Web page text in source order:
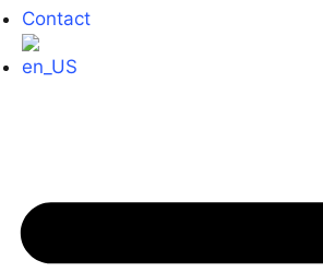
Contact